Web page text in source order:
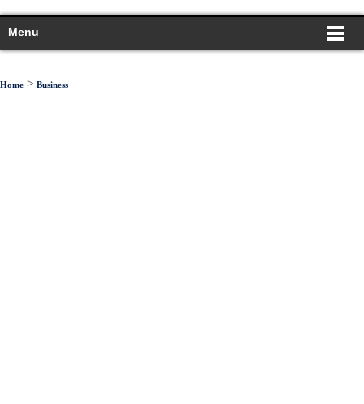
Menu
Home > Business